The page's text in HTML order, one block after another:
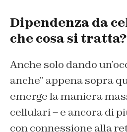
Dipendenza da
che cosa si tratta?
Anche solo dando
anche” appena sopra
emerge la maniera
cellulari – e ancora di
con connessione alla